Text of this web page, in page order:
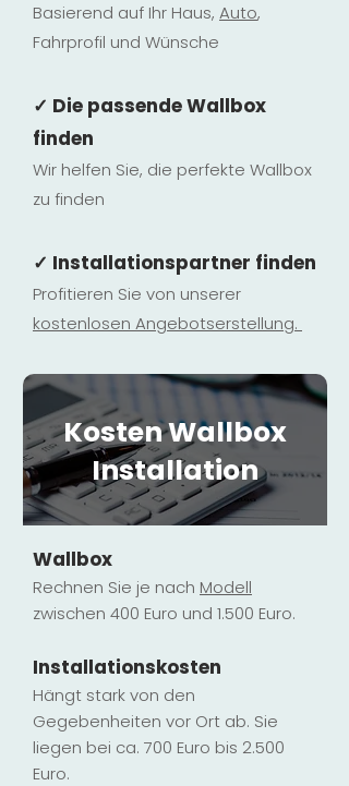
Basierend auf Ihr Haus, Auto,
Fahrprofil und Wünsche
✓ Die passende Wallbox
finden
Wir helfen Sie, die perfekte Wallbox
zu finden
✓ Installationspartner finden
Profitieren Sie von unserer
kostenlosen Angebotserstellung.
Kosten Wallbox
Installation
Wallbox
Rechnen Sie je nach Modell
zwischen 400 Euro und 1.500 Euro.
Installationskosten
Hängt stark von den
Gegebenheiten vor Ort ab. Sie
liegen bei ca. 700 Euro bis 2.500
Euro.